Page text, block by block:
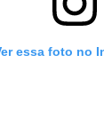
essa foto no